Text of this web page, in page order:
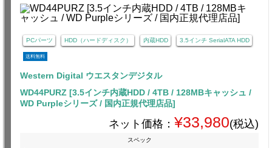
PCパーツ HDD（ハードディスク） 内蔵HDD 3.5インチ SerialATA HDD
送料無料
Western Digital ウエスタンデジタル
WD44PURZ [3.5インチ内蔵HDD / 4TB / 128MBキャッシュ /
WD Purpleシリーズ / 国内正規代理店品]
ネット価格： ¥33,980(税込)
スペック